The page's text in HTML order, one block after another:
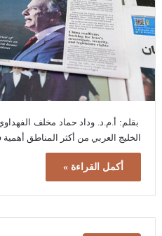
بقلم: أ.م.د. وداد حماد مخلف
الخليج العربي من أكثر المناطق
أكمل القراءة »